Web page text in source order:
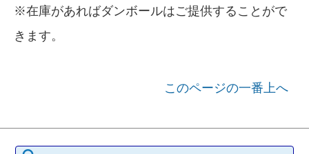
※在庫があればダンボールはご提供することがで
きます。
このページの一番上へ
検索: